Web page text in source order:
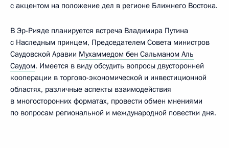
с акцентом на положение дел в регионе Ближнего Востока.
В Эр-Рияде планируется встреча Владимира Путина
с Наследным принцем, Председателем Совета министров
Саудовской Аравии Мухаммедом бен Сальманом Аль
Саудом. Имеется в виду обсудить вопросы двусторонней
кооперации в торгово-экономической и инвестиционной
областях, различные аспекты взаимодействия
в многосторонних форматах, провести обмен мнениями
по вопросам региональной и международной повестки дня.